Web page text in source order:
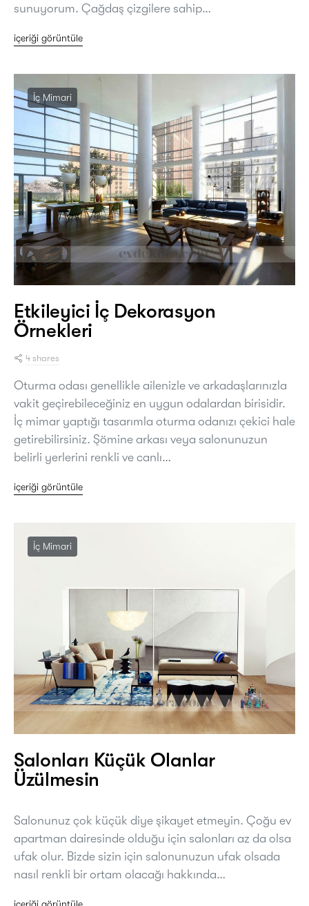
sunuyorum. Çağdaş çizgilere sahip…
içeriği görüntüle
İç Mimari
Etkileyici İç Dekorasyon
Örnekleri
4 shares
Oturma odası genellikle ailenizle ve arkadaşlarınızla
vakit geçirebileceğiniz en uygun odalardan birisidir.
İç mimar yaptığı tasarımla oturma odanızı çekici hale
getirebilirsiniz. Şömine arkası veya salonunuzun
belirli yerlerini renkli ve canlı…
içeriği görüntüle
İç Mimari
Salonları Küçük Olanlar
Üzülmesin
Salonunuz çok küçük diye şikayet etmeyin. Çoğu ev
apartman dairesinde olduğu için salonları az da olsa
ufak olur. Bizde sizin için salonunuzun ufak olsada
nasıl renkli bir ortam olacağı hakkında…
içeriği görüntüle